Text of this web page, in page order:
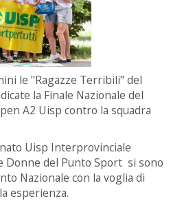
le "Ragazze Terribili" del
la Finale Nazionale del
A2 Uisp contro la squadra
Uisp Interprovinciale
Donne del Punto Sport si sono
Nazionale con la voglia di
esperienza.